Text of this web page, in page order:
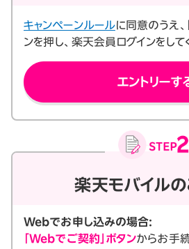
キャンペーンルールに同意のうえ、
ンを押し、楽天会員ログインをして
エントリーす
楽天モバイル
Webでお申し込みの場合:
「Webでご契約」ボタンからお手続